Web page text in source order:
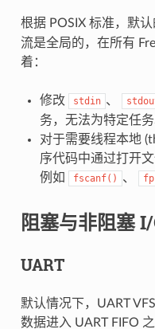
根据 POSIX 标准，默认
流是全局的，在所有
着：
修改 stdin 、
务，无法为特定任
对于需要线程本地
序代码中通过打开
例如
fscanf() 、
阻塞与非阻塞
UART
默认情况下，UART
数据进入 UART FIFO